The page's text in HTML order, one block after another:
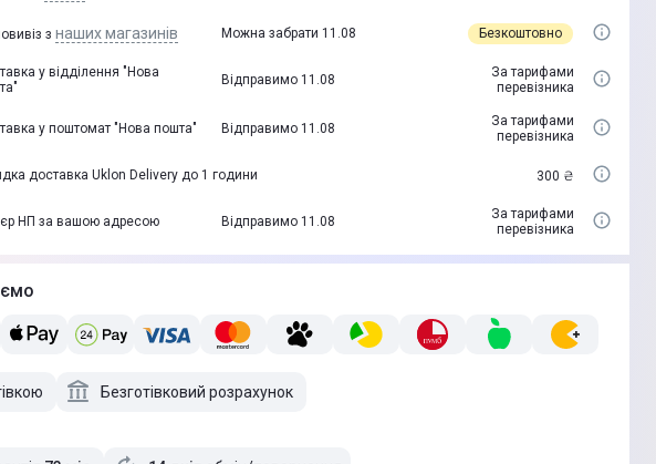
з наших магазинів Можна забрати 11.08 Безкоштовно
у вiддiлення "Нова
Відправимо 11.08
За тарифами
перевізника
у поштомат "Нова пошта" Відправимо 11.08
За тарифами
перевізника
доставка Uklon Delivery до 1 години 300 ₴
НП за вашою адресою Відправимо 11.08
За тарифами
перевізника
Безготівковий розрахунок